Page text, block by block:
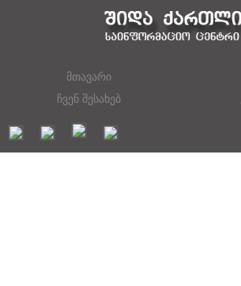
მთავარი
ჩვენ შესახებ